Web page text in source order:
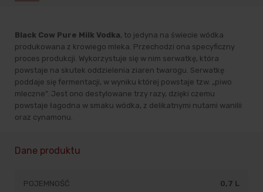
Black Cow Pure Milk Vodka, to jedyna na świecie wódka
produkowana z krowiego mleka. Przechodzi ona specyficzny
proces produkcji. Wykorzystuje się w nim serwatkę, która
powstaje na skutek oddzielenia ziaren twarogu. Serwatkę
poddaje się fermentacji, w wyniku której powstaje tzw. „piwo
mleczne”. Jest ono destylowane trzy razy, dzięki czemu
powstaje łagodna w smaku wódka, z delikatnymi nutami wanilii
oraz cynamonu.
Dane produktu
POJEMNOŚĆ 0,7 L